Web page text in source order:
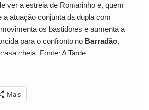
ver a estreia de Romarinho e, quem
a atuação conjunta da dupla com
os bastidores e aumenta a
para o confronto no Barradão,
cheia. Fonte: A Tarde
Mais